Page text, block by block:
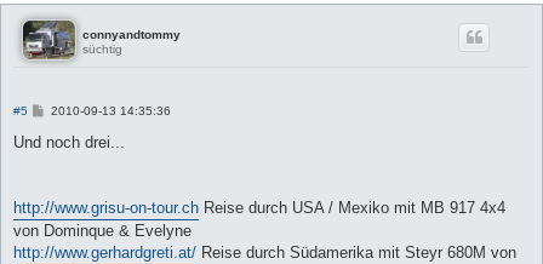
connyandtommy
süchtig
#5
B
i
2010-09-13 14:35:36
Und noch drei...
http://www.grisu-on-tour.ch Reise durch USA / Mexiko mit MB 917 4x4
von Dominque & Evelyne
http://www.gerhardgreti.at/ Reise durch Südamerika mit Steyr 680M von